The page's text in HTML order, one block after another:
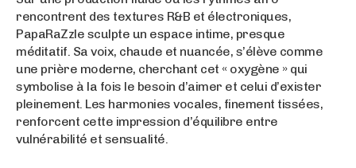
rencontrent des textures R&B et électroniques,
PapaRaZzle sculpte un espace intime, presque
méditatif. Sa voix, chaude et nuancée, s’élève comme
une prière moderne, cherchant cet « oxygène » qui
symbolise à la fois le besoin d’aimer et celui d’exister
pleinement. Les harmonies vocales, finement tissées,
renforcent cette impression d’équilibre entre
vulnérabilité et sensualité.